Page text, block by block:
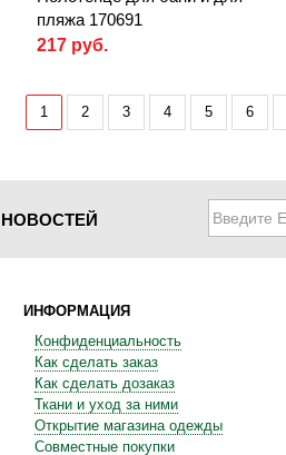
пляжа 170691
217 руб.
1 2 3 4 5 6
ИНФОРМАЦИЯ
Конфиденциальность
Как сделать заказ
Как сделать дозаказ
Ткани и уход за ними
Открытие магазина одежды
Совместные покупки